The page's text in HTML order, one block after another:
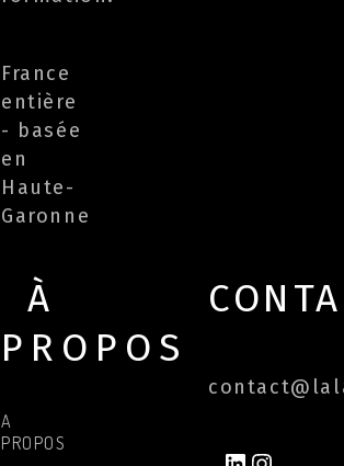
France
entière
- basée
en
Haute-
Garonne
À
PROPOS
A
PROPOS